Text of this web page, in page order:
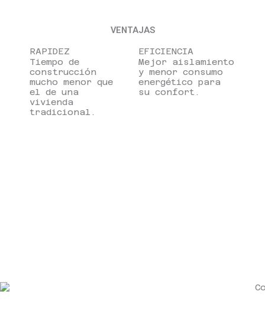
VENTAJAS
RAPIDEZ
Tiempo de
construcción
mucho menor que
el de una
vivienda
tradicional.
EFICIENCIA
Mejor aislamiento
y menor consumo
energético para
su confort.